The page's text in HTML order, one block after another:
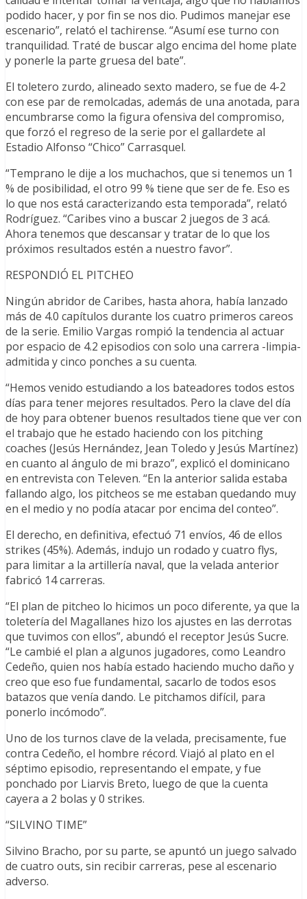
podido hacer, y por fin se nos dio. Pudimos manejar ese
escenario”, relató el tachirense. “Asumí ese turno con
tranquilidad. Traté de buscar algo encima del home plate
y ponerle la parte gruesa del bate”.
El toletero zurdo, alineado sexto madero, se fue de 4-2
con ese par de remolcadas, además de una anotada, para
encumbrarse como la figura ofensiva del compromiso,
que forzó el regreso de la serie por el gallardete al
Estadio Alfonso “Chico” Carrasquel.
“Temprano le dije a los muchachos, que si tenemos un 1
% de posibilidad, el otro 99 % tiene que ser de fe. Eso es
lo que nos está caracterizando esta temporada”, relató
Rodríguez. “Caribes vino a buscar 2 juegos de 3 acá.
Ahora tenemos que descansar y tratar de lo que los
próximos resultados estén a nuestro favor”.
RESPONDIÓ EL PITCHEO
Ningún abridor de Caribes, hasta ahora, había lanzado
más de 4.0 capítulos durante los cuatro primeros careos
de la serie. Emilio Vargas rompió la tendencia al actuar
por espacio de 4.2 episodios con solo una carrera -limpia-
admitida y cinco ponches a su cuenta.
“Hemos venido estudiando a los bateadores todos estos
días para tener mejores resultados. Pero la clave del día
de hoy para obtener buenos resultados tiene que ver con
el trabajo que he estado haciendo con los pitching
coaches (Jesús Hernández, Jean Toledo y Jesús Martínez)
en cuanto al ángulo de mi brazo”, explicó el dominicano
en entrevista con Televen. “En la anterior salida estaba
fallando algo, los pitcheos se me estaban quedando muy
en el medio y no podía atacar por encima del conteo”.
El derecho, en definitiva, efectuó 71 envíos, 46 de ellos
strikes (45%). Además, indujo un rodado y cuatro flys,
para limitar a la artillería naval, que la velada anterior
fabricó 14 carreras.
“El plan de pitcheo lo hicimos un poco diferente, ya que la
toletería del Magallanes hizo los ajustes en las derrotas
que tuvimos con ellos”, abundó el receptor Jesús Sucre.
“Le cambié el plan a algunos jugadores, como Leandro
Cedeño, quien nos había estado haciendo mucho daño y
creo que eso fue fundamental, sacarlo de todos esos
batazos que venía dando. Le pitchamos difícil, para
ponerlo incómodo”.
Uno de los turnos clave de la velada, precisamente, fue
contra Cedeño, el hombre récord. Viajó al plato en el
séptimo episodio, representando el empate, y fue
ponchado por Liarvis Breto, luego de que la cuenta
cayera a 2 bolas y 0 strikes.
“SILVINO TIME”
Silvino Bracho, por su parte, se apuntó un juego salvado
de cuatro outs, sin recibir carreras, pese al escenario
adverso.